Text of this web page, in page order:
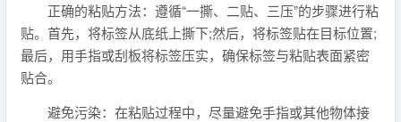
正确的粘贴方法：遵循“一撕、二贴、三压”的步骤进行粘
贴。首先，将标签从底纸上撕下;然后，将标签贴在目标位置;
最后，用手指或刮板将标签压实，确保标签与粘贴表面紧密
贴合。
避免污染：在粘贴过程中，尽量避免手指或其他物体接